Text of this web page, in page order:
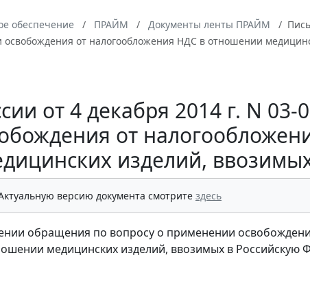
обеспечение ПРАЙМ Документы ленты ПРАЙМ
от налогообложения НДС в отношении
от 4 декабря 2014 г. N 03-
от
изделий,
версию документа смотрите здесь
обращения по вопросу о применении
медицинских изделий, ввозимых в